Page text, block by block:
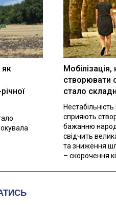
як
створювати
стало
Нестабільність
сприяють
бажанню
свідчить
та зниження
– скорочення